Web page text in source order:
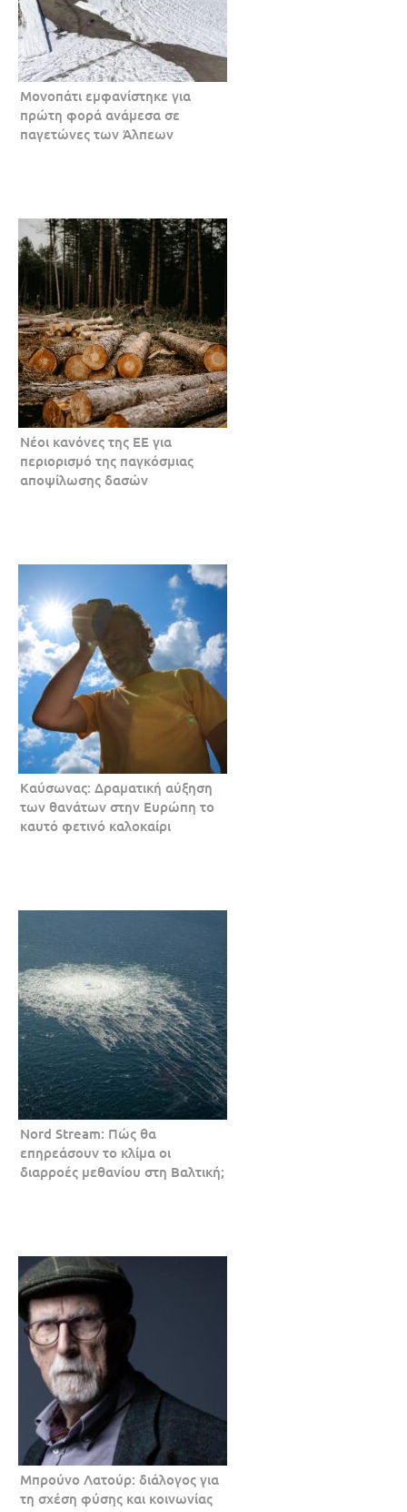
Μονοπάτι εμφανίστηκε για
πρώτη φορά ανάμεσα σε
παγετώνες των Άλπεων
Νέοι κανόνες της ΕΕ για
περιορισμό της παγκόσμιας
αποψίλωσης δασών
Καύσωνας: Δραματική αύξηση
των θανάτων στην Ευρώπη το
καυτό φετινό καλοκαίρι
Nord Stream: Πώς θα
επηρεάσουν το κλίμα οι
διαρροές μεθανίου στη Βαλτική;
Μπρούνο Λατούρ: διάλογος για
τη σχέση φύσης και κοινωνίας